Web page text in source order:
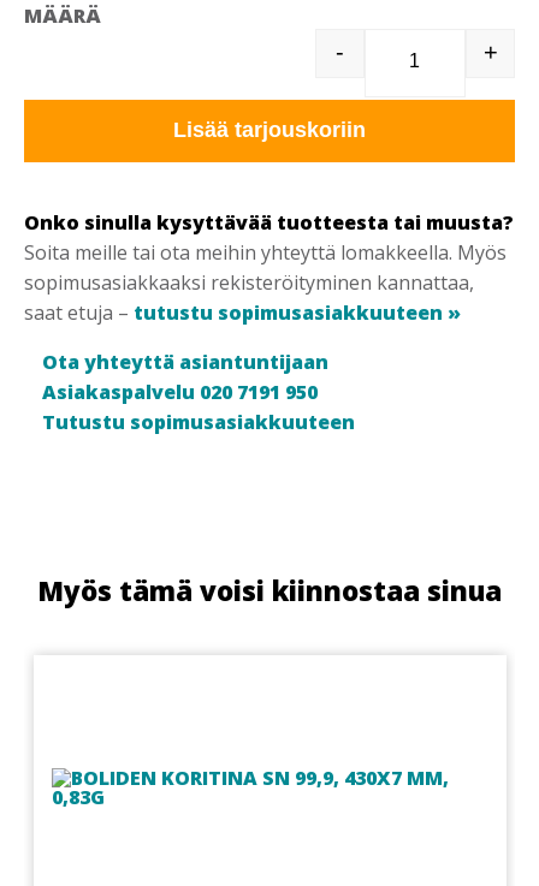
MÄÄRÄ
T335011
- +
Lisää tarjouskoriin
Onko sinulla kysyttävää tuotteesta tai muusta?
Soita meille tai ota meihin yhteyttä lomakkeella. Myös
sopimusasiakkaaksi rekisteröityminen kannattaa,
saat etuja – tutustu sopimusasiakkuuteen »
Ota yhteyttä asiantuntijaan
Asiakaspalvelu 020 7191 950
Tutustu sopimusasiakkuuteen
Myös tämä voisi kiinnostaa sinua